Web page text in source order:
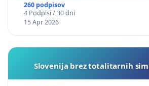
260 podpisov
4 Podpisi / 30 dni
15 Apr 2026
Slovenija brez totalitarnih